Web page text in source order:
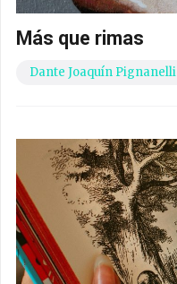
Más que rimas
Dante Joaquín Pignanelli